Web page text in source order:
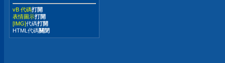
vB 代碼打開
表情圖示打開
[IMG]代碼打開
HTML代碼關閉